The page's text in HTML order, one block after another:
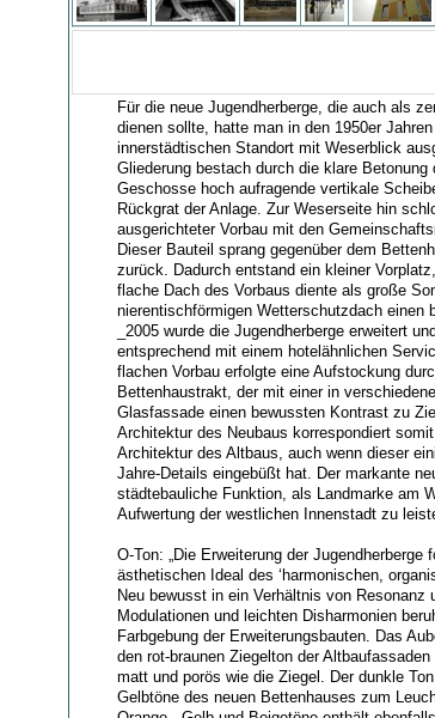
Für die neue Jugendherberge, die auch als
dienen sollte, hatte man in den 1950er
innerstädtischen Standort mit Weserblick
Gliederung bestach durch die klare
Geschosse hoch aufragende vertikale
Rückgrat der Anlage. Zur Weserseite hin
ausgerichteter Vorbau mit den
Dieser Bauteil sprang gegenüber dem
zurück. Dadurch entstand ein kleiner
flache Dach des Vorbaus diente als große
nierentischförmigen Wetterschutzdach einen
_2005 wurde die Jugendherberge erweitert
entsprechend mit einem hotelähnlichen
flachen Vorbau erfolgte eine Aufstockung
Bettenhaustrakt, der mit einer in
Glasfassade einen bewussten Kontrast zu
Architektur des Neubaus korrespondiert
Architektur des Altbaus, auch wenn dieser
Jahre-Details eingebüßt hat. Der markante
städtebauliche Funktion, als Landmarke am
Aufwertung der westlichen Innenstadt zu
O-Ton: „Die Erweiterung der
ästhetischen Ideal des ‘harmonischen,
Neu bewusst in ein Verhältnis von Resonanz
Modulationen und leichten Disharmonien
Farbgebung der Erweiterungsbauten. Das
den rot-braunen Ziegelton der
matt und porös wie die Ziegel. Der dunkle
Gelbtöne des neuen Bettenhauses zum